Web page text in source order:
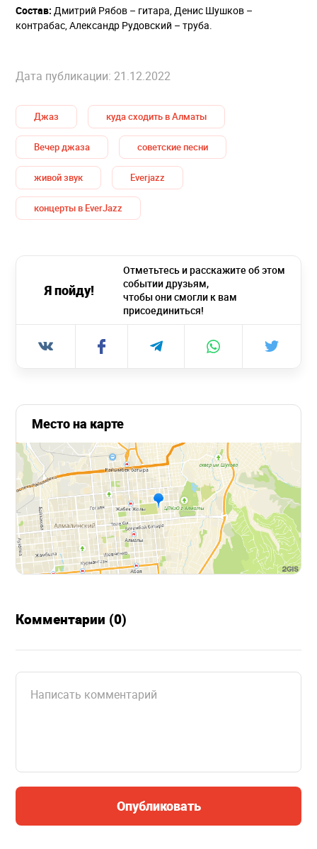
Состав: Дмитрий Рябов – гитара, Денис Шушков –
контрабас, Александр Рудовский – труба.
Дата публикации: 21.12.2022
Джаз куда сходить в Алматы
Вечер джаза советские песни
живой звук Everjazz
концерты в EverJazz
Я пойду!
Отметьтесь и расскажите об этом
событии друзьям,
чтобы они смогли к вам
присоединиться!
Место на карте
Комментарии (0)
Опубликовать